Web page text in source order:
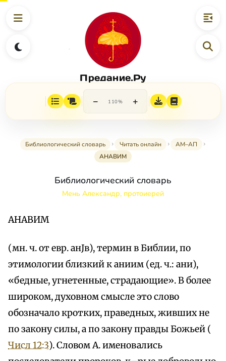
Предание.Ру
− 110% +
Библиологический словарь Читать онлайн
АМ–АП
АНАВИМ
Библиологический словарь
Мень Александр, протоиерей
АНАВИМ
(мн. ч. от евр. анЈв), термин в Библии, по
этимологии близкий к аниим (ед. ч.: ани),
«бедные, угнетенные, страдающие». В более
широком, духовном смысле это слово
обозначало кротких, праведных, живших не
по закону силы, а по закону правды Божьей (
Числ 12:3). Словом А. именовались